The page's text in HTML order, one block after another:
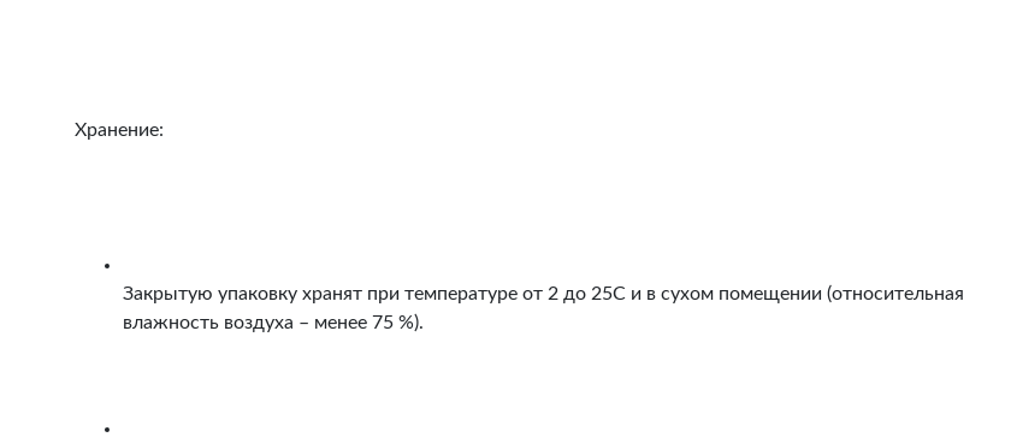
Хранение:
Закрытую упаковку хранят при температуре от 2 до 25С и в сухом помещении (относительная
влажность воздуха – менее 75 %).